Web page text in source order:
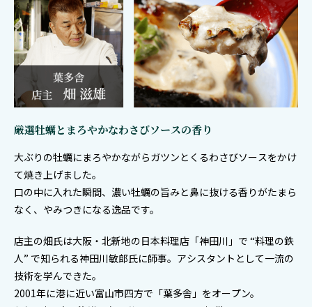
厳選牡蠣とまろやかなわさびソースの香り
大ぶりの牡蠣にまろやかながらガツンとくるわさびソースをかけ
て焼き上げました。
口の中に入れた瞬間、濃い牡蠣の旨みと鼻に抜ける香りがたまら
なく、やみつきになる逸品です。
店主の畑氏は大阪・北新地の日本料理店「神田川」で “料理の鉄
人” で知られる神田川敏郎氏に師事。アシスタントとして一流の
技術を学んできた。
2001年に港に近い富山市四方で「葉多舎」をオープン。